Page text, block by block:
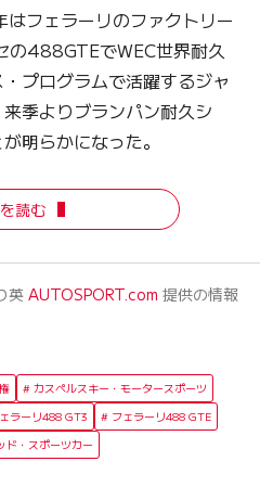
フェラーリのファクトリー
の488GTEでWEC世界耐久
プログラムで活躍するジャ
季よりブランパン耐久シ
明らかになった。
読む
英 AUTOSPORT.com 提供の情報
カスペルスキー・モータースポーツ
ラーリ488 GT3
フェラーリ488 GTE
ド・スポーツカー